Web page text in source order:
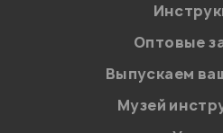
Оптовые
Выпускаем
Музей